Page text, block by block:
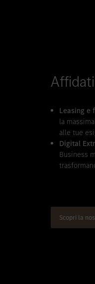
Leasing e
la
alle tue
Digital
Business
Scopri la